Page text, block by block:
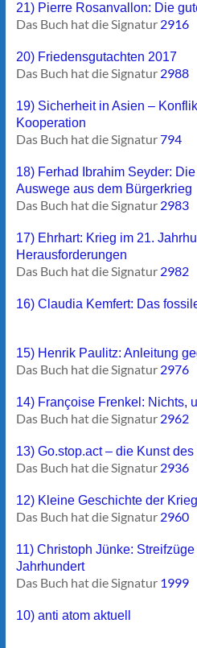
21) Pierre Rosanvallon: Die
Das Buch hat die Signatur 2916
20) Friedensgutachten 2017
Das Buch hat die Signatur 2988
19) Sicherheit in Asien –
Kooperation
Das Buch hat die Signatur794
18) Ferhad Ibrahim Seyder:
Auswege aus dem Bürgerkrieg
Das Buch hat die Signatur 2983
17) Ehrhart: Krieg im 21.
Herausforderungen
Das Buch hat die Signatur 2982
16) Claudia Kemfert: Das
15) Henrik Paulitz: Anleitung
Das Buch hat die Signatur 2976
14) Françoise Frenkel: Nichts,
Das Buch hat die Signatur 2962
13) Go.stop.act – die Kunst
Das Buch hat die Signatur 2936
12) Kleine Geschichte der
Das Buch hat die Signatur 2960
11) Christoph Jünke:
Jahrhundert
Das Buch hat die Signatur 1999
10) anti atom aktuell